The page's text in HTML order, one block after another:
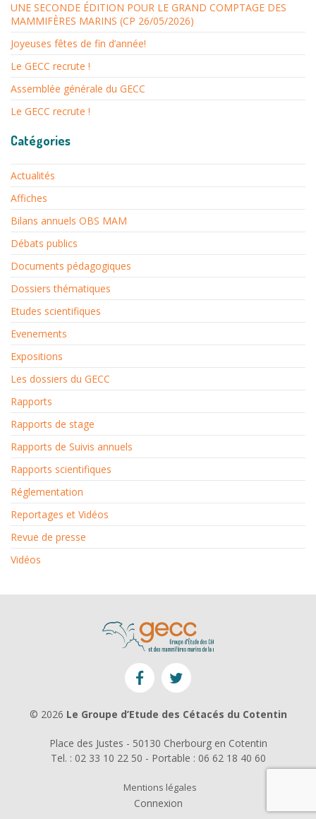
UNE SECONDE ÉDITION POUR LE GRAND COMPTAGE DES
MAMMIFÈRES MARINS (CP 26/05/2026)
Joyeuses fêtes de fin d’année!
Le GECC recrute !
Assemblée générale du GECC
Le GECC recrute !
Catégories
Actualités
Affiches
Bilans annuels OBS MAM
Débats publics
Documents pédagogiques
Dossiers thématiques
Etudes scientifiques
Evenements
Expositions
Les dossiers du GECC
Rapports
Rapports de stage
Rapports de Suivis annuels
Rapports scientifiques
Réglementation
Reportages et Vidéos
Revue de presse
Vidéos
© 2026 Le Groupe d’Etude des Cétacés du Cotentin
Place des Justes - 50130 Cherbourg en Cotentin
Tel. : 02 33 10 22 50 - Portable : 06 62 18 40 60
Mentions légales
Connexion